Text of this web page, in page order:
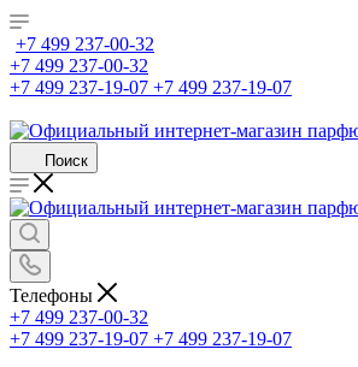
+7 499 237-00-32
+7 499 237-00-32
+7 499 237-19-07 +7 499 237-19-07
Поиск
Телефоны
+7 499 237-00-32
+7 499 237-19-07 +7 499 237-19-07